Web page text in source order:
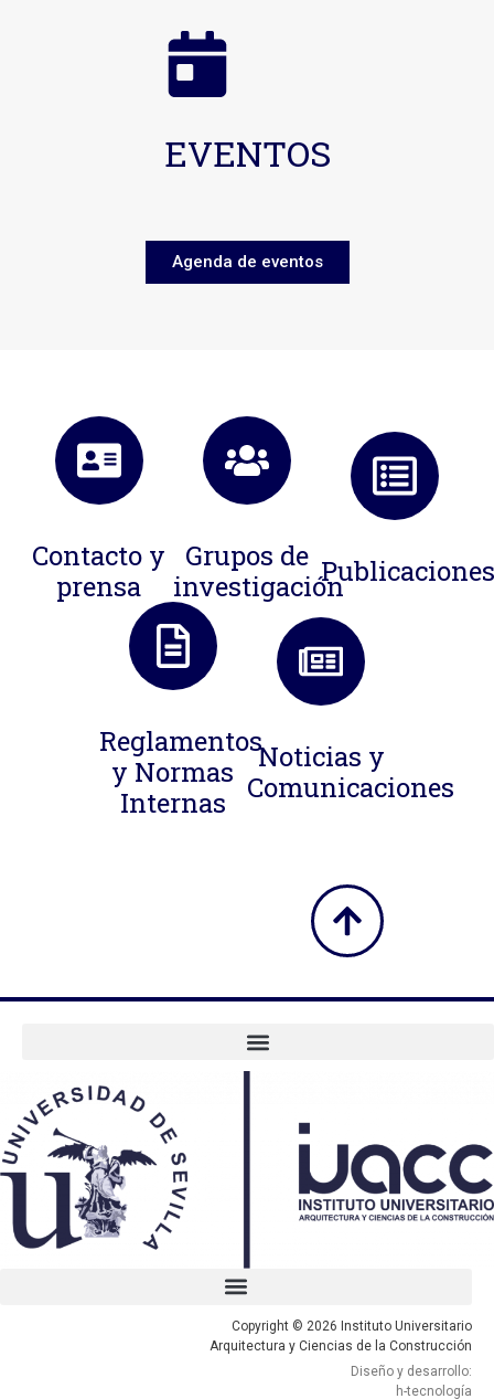
EVENTOS
Agenda de eventos
Contacto y
prensa
Grupos de
investigación
Reglamentos
y Normas
Internas
Noticias y
Comunicaciones
Copyright © 2026 Instituto Universitario
Arquitectura y Ciencias de la Construcción
Diseño y desarrollo:
h-tecnología